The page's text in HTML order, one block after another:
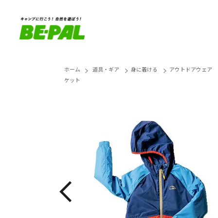
ホーム 道具・ギア 身に着ける
アウトドアウェア
ケット